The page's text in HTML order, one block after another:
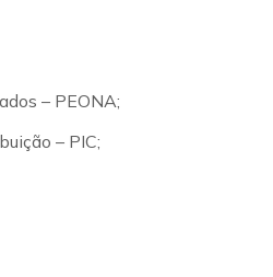
– PEONA;
– PIC;